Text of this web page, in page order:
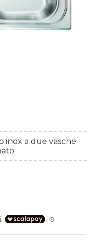
inox a due vasche